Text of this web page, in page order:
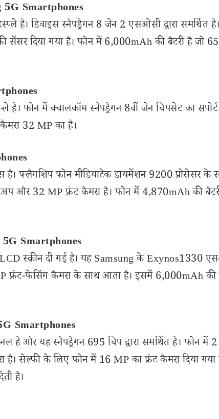
5G Smartphones
है। डिवाइस स्नैपड्रैगन 8 जेन 2 एसओसी द्वारा समर्थित
दिया गया है। फोन में 6,000mAh की बैटरी है जो
है। फोन में क्वालकॉम स्नैपड्रैगन 8वीं जेन चिपसेट का
32 MP का है।
फ्लैगशिप फोन मीडियाटेक डायमेंशन 9200 प्रोसेसर के
और 32 MP फ्रंट कैमरा है। फोन में 4,870mAh की
Smartphones
स्क्रीन दी गई है। यह Samsung के Exynos1330
फ्रंट-फेसिंग कैमरा के साथ आता है। इसमें 6,000mAh की
Smartphones
और यह स्नैपड्रैगन 695 चिप द्वारा समर्थित है। फोन में
सेल्फी के लिए फोन में 16 MP का फ्रंट कैमरा दिया
है।